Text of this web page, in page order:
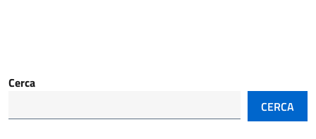
Cerca
CERCA